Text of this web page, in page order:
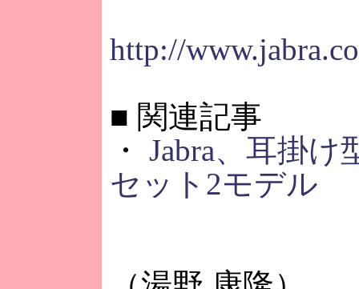
http://
■ 関連記事
・ Jabra、耳掛け
セット2モデル